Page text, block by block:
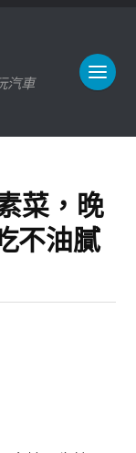
汽車
菜，晚
不油膩